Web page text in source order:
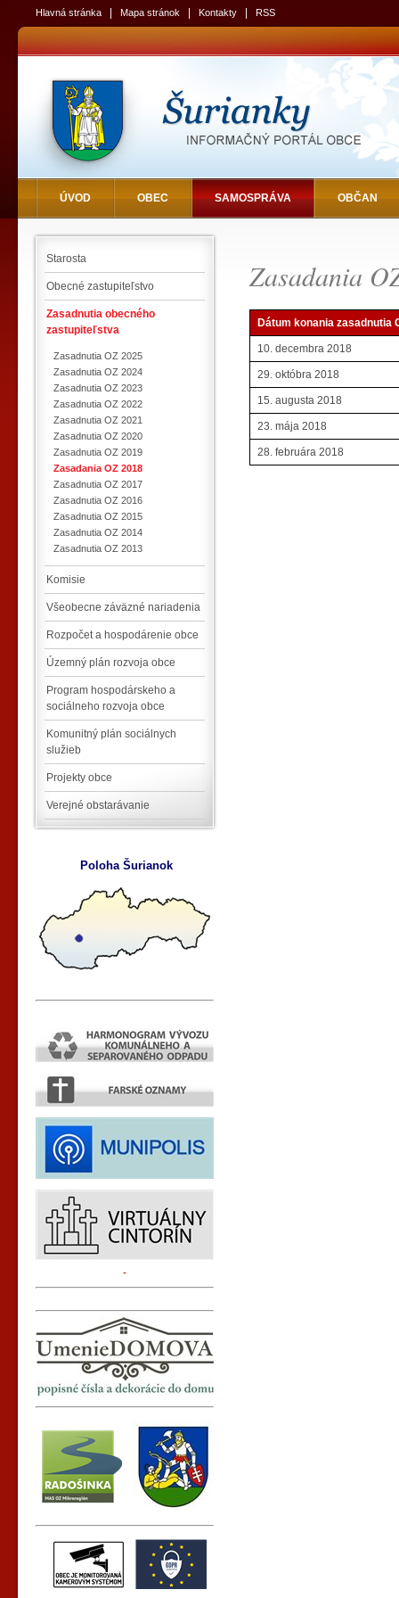
Hlavná stránka Mapa stránok Kontakty RSS
ÚVOD OBEC SAMOSPRÁVA OBČAN
Starosta
Obecné zastupiteľstvo
Zasadnutia obecného
zastupiteľstva
Zasadnutia OZ 2025
Zasadnutia OZ 2024
Zasadnutia OZ 2023
Zasadnutia OZ 2022
Zasadnutia OZ 2021
Zasadnutia OZ 2020
Zasadnutia OZ 2019
Zasadania OZ 2018
Zasadnutia OZ 2017
Zasadnutia OZ 2016
Zasadnutia OZ 2015
Zasadnutia OZ 2014
Zasadnutia OZ 2013
Komisie
Všeobecne záväzné nariadenia
Rozpočet a hospodárenie obce
Územný plán rozvoja obce
Program hospodárskeho a
sociálneho rozvoja obce
Komunitný plán sociálnych
služieb
Projekty obce
Verejné obstarávanie
Poloha Šurianok
Zasadania
Dátum konania zasadnutia
10. decembra 2018
29. októbra 2018
15. augusta 2018
23. mája 2018
28. februára 2018